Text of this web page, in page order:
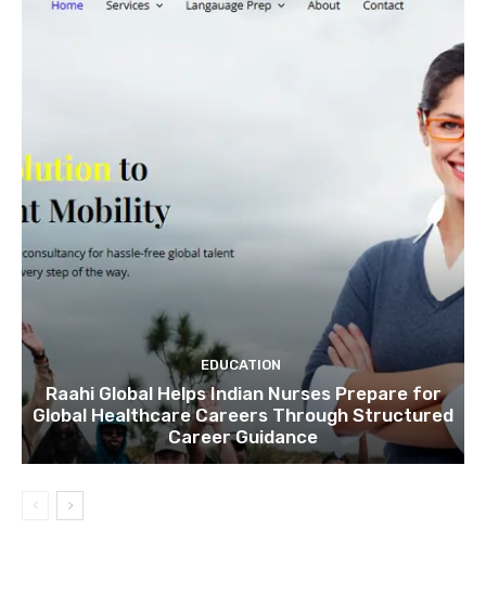
EDUCATION
Raahi Global Helps Indian Nurses Prepare for
Global Healthcare Careers Through Structured
Career Guidance